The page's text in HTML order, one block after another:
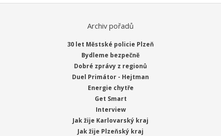
Archiv pořadů
30 let Městské policie Plzeň
Bydleme bezpečně
Dobré zprávy z regionů
Duel Primátor - Hejtman
Energie chytře
Get Smart
Interview
Jak žije Karlovarský kraj
Jak žije Plzeňský kraj